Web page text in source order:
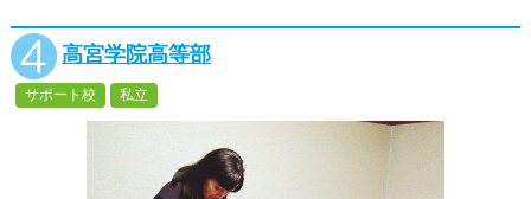
高宮学院高等部
サポート校 私立